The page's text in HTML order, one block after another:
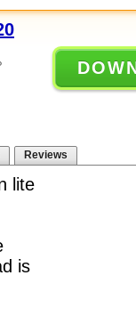
Reviews
lite
is